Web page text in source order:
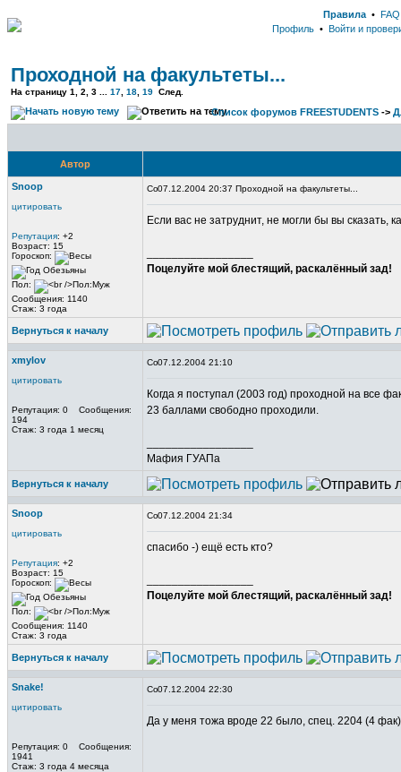
Правила • FAQ
Профиль • Войти и
Проходной на факультеты...
На страницу 1 , 2, 3 ... 17 18 19 След.
Список форумов FREESTUDENTS ->
Автор
Snoop
цитировать
Репутация: +2
Возраст: 15
Гороскоп:
Пол:
Сообщения: 1140
Стаж: 3 года
07.12.2004 20:37 Проходной на факультеты...
Если вас не затруднит, не могли бы вы сказать,
Поцелуйте мой блестящий, раскалённый зад!
Вернуться к началу
xmylov
цитировать
Репутация: 0 Сообщения:
194
Стаж: 3 года 1 месяц
07.12.2004 21:10
Когда я поступал (2003 год) проходной на все
23 баллами свободно проходили.
Мафия ГУАПа
Вернуться к началу
Snoop
цитировать
Репутация: +2
Возраст: 15
Гороскоп:
Пол:
Сообщения: 1140
Стаж: 3 года
07.12.2004 21:34
спасибо -) ещё есть кто?
Поцелуйте мой блестящий, раскалённый зад!
Вернуться к началу
Snake!
цитировать
Репутация: 0 Сообщения:
1941
Стаж: 3 года 4 месяца
07.12.2004 22:30
Да у меня тожа вроде 22 было, спец. 2204 (4 фак)